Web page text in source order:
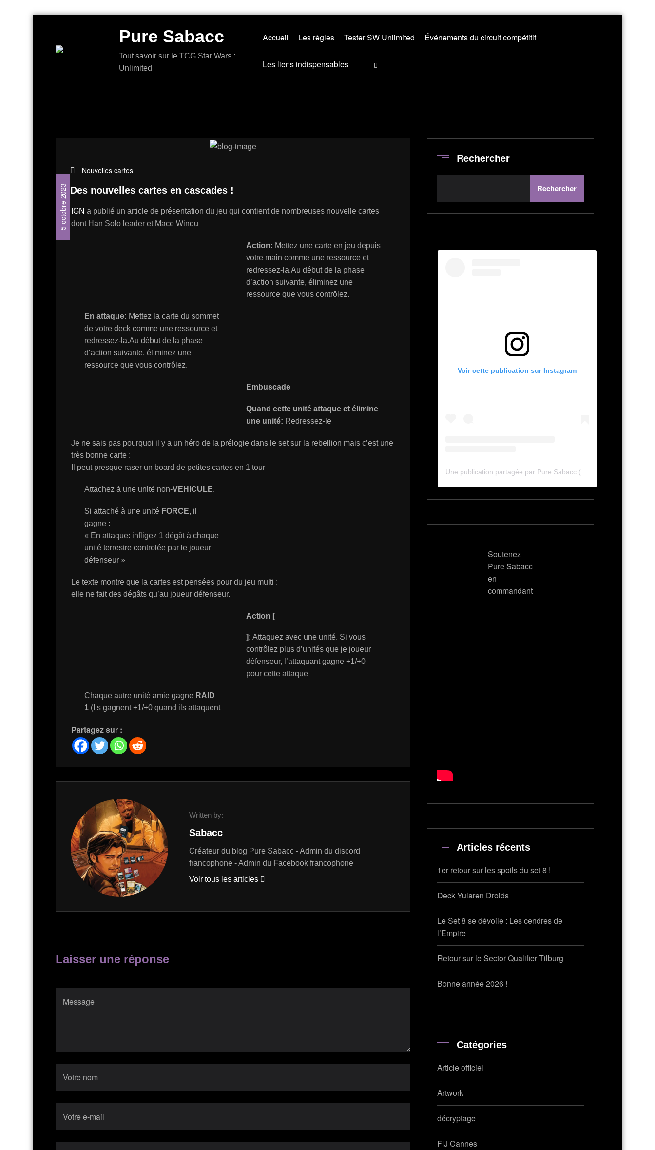
contenu
Pure Sabacc
Tout savoir sur le TCG Star Wars :
Unlimited
Accueil Les règles Tester SW Unlimited Événements du circuit compétitif
Les liens indispensables
5 octobre 2023
Nouvelles cartes
Des nouvelles cartes en cascades !
IGN a publié un article de présentation du jeu qui contient de nombreuses nouvelle cartes
dont Han Solo leader et Mace Windu
Action: Mettez une carte en jeu depuis
votre main comme une ressource et
redressez-la.Au début de la phase
d’action suivante, éliminez une
ressource que vous contrôlez.
En attaque: Mettez la carte du sommet
de votre deck comme une ressource et
redressez-la.Au début de la phase
d’action suivante, éliminez une
ressource que vous contrôlez.
Embuscade
Quand cette unité attaque et élimine
une unité: Redressez-le
Je ne sais pas pourquoi il y a un héro de la prélogie dans le set sur la rebellion mais c’est une
très bonne carte :
Il peut presque raser un board de petites cartes en 1 tour
Attachez à une unité non-VEHICULE.
Si attaché à une unité FORCE, il
gagne :
« En attaque: infligez 1 dégât à chaque
unité terrestre controlée par le joueur
défenseur »
Le texte montre que la cartes est pensées pour du jeu multi :
elle ne fait des dégâts qu’au joueur défenseur.
Action [
]: Attaquez avec une unité. Si vous
contrôlez plus d’unités que je joueur
défenseur, l’attaquant gagne +1/+0
pour cette attaque
Chaque autre unité amie gagne RAID
1(Ils gagnent +1/+0 quand ils attaquent
Partagez sur :
Written by:
Sabacc
Créateur du blog Pure Sabacc - Admin du discord
francophone - Admin du Facebook francophone
Voir tous les articles
Laisser une réponse
Rechercher
Rechercher
Voir cette publication sur Instagram
Soutenez
Pure Sabacc
en
commandant
Articles récents
1er retour sur les spoils du set 8 !
Deck Yularen Droids
Le Set 8 se dévoile : Les cendres de
l’Empire
Retour sur le Sector Qualifier Tilburg
Bonne année 2026 !
Catégories
Article officiel
Artwork
décryptage
FIJ Cannes